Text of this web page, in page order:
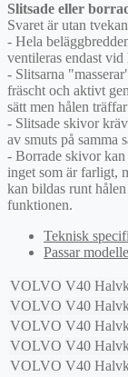
Slitsade eller
Svaret är utan tvekan
- Hela
ventileras endast vid
- Slitsarna
fräscht och aktivt
sätt men hålen
- Slitsade skivor
av smuts på samma
- Borrade skivor kan
inget som är farligt,
kan bildas runt
funktionen.
Teknisk
Passar
VOLVO V40
VOLVO V40
VOLVO V40
VOLVO V40
VOLVO V40